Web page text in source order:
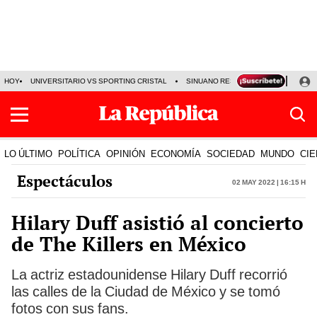
HOY UNIVERSITARIO VS SPORTING CRISTAL SINUANO RESULTADOS HOY
LO ÚLTIMO POLÍTICA OPINIÓN ECONOMÍA SOCIEDAD MUNDO
Espectáculos 02 May 2022 | 16:15 h
Hilary Duff asistió al concierto
de The Killers en México
La actriz estadounidense Hilary Duff recorrió
las calles de la Ciudad de México y se tomó
fotos con sus fans.